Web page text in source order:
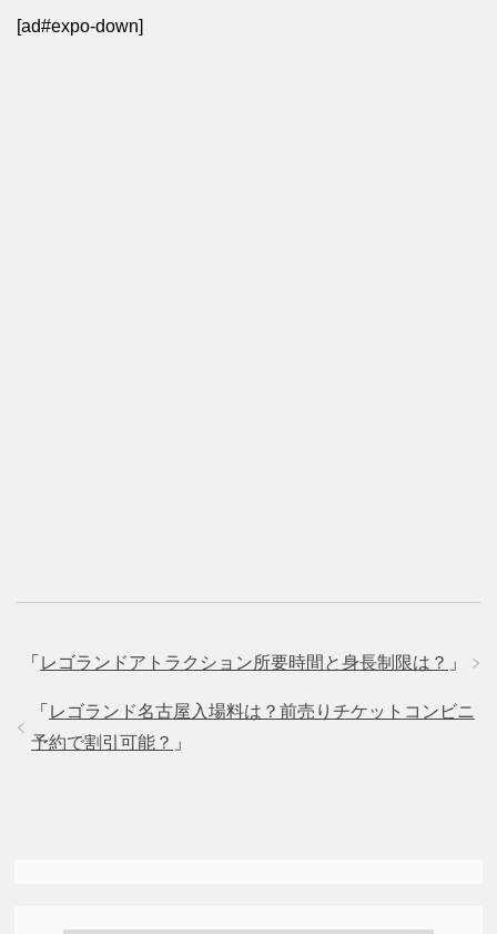
[ad#expo-down]
「 レゴランドアトラクション所要時間と身長制限は？ 」
「 レゴランド名古屋入場料は？前売りチケットコンビニ
予約で割引可能？ 」